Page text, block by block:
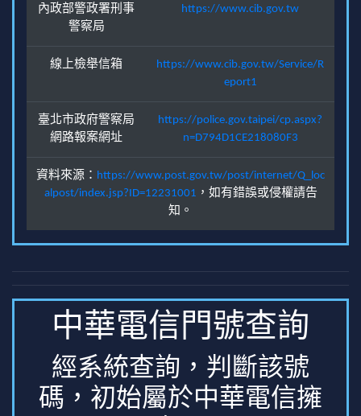
內政部警政署刑事
警察局
https://www.cib.gov.tw
線上檢舉信箱
https://www.cib.gov.tw/Service/R
eport1
臺北市政府警察局
網路報案網址
https://police.gov.taipei/cp.aspx?
n=D794D1CE218080F3
資料來源： https://www.post.gov.tw/post/internet/Q_loc
alpost/index.jsp?ID=12231001 ，如有錯誤或侵權請告
知。
中華電信門號查詢
經系統查詢，判斷該號
碼，初始屬於中華電信擁